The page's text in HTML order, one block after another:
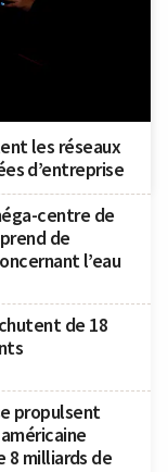
les réseaux
d’entreprise
centre de
de
l’eau
de 18
propulsent
8 milliards de